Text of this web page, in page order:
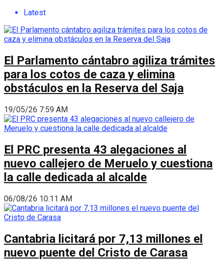
Latest
El Parlamento cántabro agiliza trámites
para los cotos de caza y elimina
obstáculos en la Reserva del Saja
19/05/26 7:59 AM
El PRC presenta 43 alegaciones al
nuevo callejero de Meruelo y cuestiona
la calle dedicada al alcalde
06/08/26 10:11 AM
Cantabria licitará por 7,13 millones el
nuevo puente del Cristo de Carasa